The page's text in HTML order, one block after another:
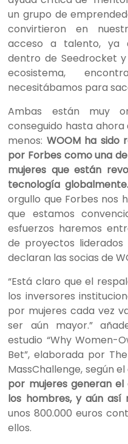
un grupo de
convirtieron en
acceso a talento, ya
dentro de Seedrocket
ecosistema,
necesitábamos para
Ambas están muy
conseguido hasta ahora
menos: WOOM ha sido
por Forbes como una
mujeres que están
tecnología globalmente.
orgullo que Forbes nos
que estamos
esfuerzos haremos
de proyectos liderados
declaran las socias de
“Está claro que el
los inversores
por mujeres cada vez
ser aún mayor.”
estudio “Why Women-
Bet”, elaborada por
MassChallenge, según el
por mujeres generan
los hombres, y aún así
unos 800.000 euros
ellos.